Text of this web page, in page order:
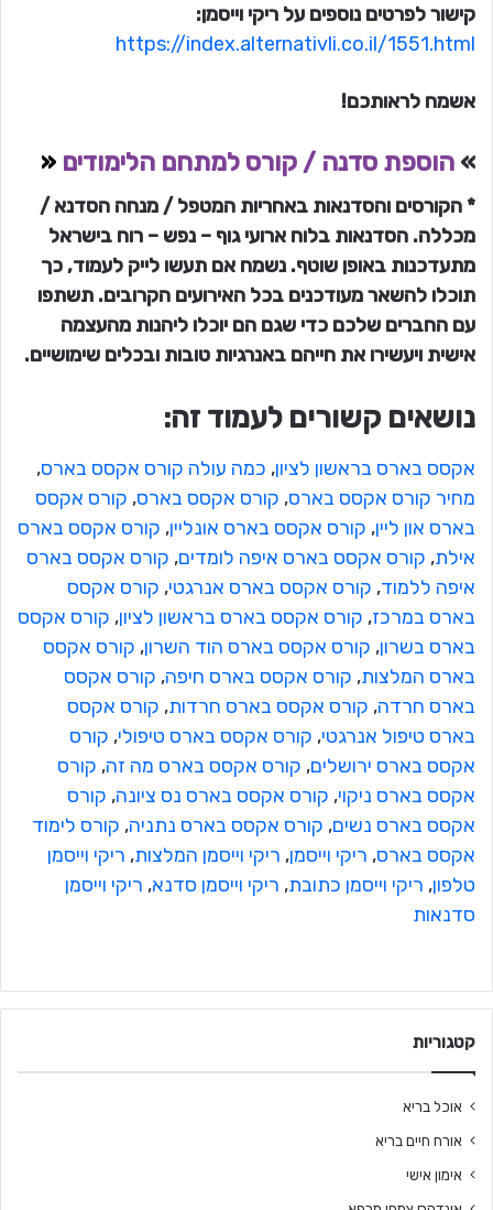
קישור לפרטים נוספים על ריקי וייסמן:
https://index.alternativli.co.il/1551.html
אשמח לראותכם!
» הוספת סדנה / קורס למתחם הלימודים «
* הקורסים והסדנאות באחריות המטפל / מנחה הסדנא /
מכללה. הסדנאות בלוח ארועי גוף – נפש – רוח בישראל
מתעדכנות באופן שוטף. נשמח אם תעשו לייק לעמוד, כך
תוכלו להשאר מעודכנים בכל האירועים הקרובים. תשתפו
עם החברים שלכם כדי שגם הם יוכלו ליהנות מהעצמה
אישית ויעשירו את חייהם באנרגיות טובות ובכלים שימושיים.
נושאים קשורים לעמוד זה:
אקסס בארס בראשון לציון, כמה עולה קורס אקסס בארס,
מחיר קורס אקסס בארס, קורס אקסס בארס, קורס אקסס
בארס און ליין, קורס אקסס בארס אונליין, קורס אקסס בארס
אילת, קורס אקסס בארס איפה לומדים, קורס אקסס בארס
איפה ללמוד, קורס אקסס בארס אנרגטי, קורס אקסס
בארס במרכז, קורס אקסס בארס בראשון לציון, קורס אקסס
בארס בשרון, קורס אקסס בארס הוד השרון, קורס אקסס
בארס המלצות, קורס אקסס בארס חיפה, קורס אקסס
בארס חרדה, קורס אקסס בארס חרדות, קורס אקסס
בארס טיפול אנרגטי, קורס אקסס בארס טיפולי, קורס
אקסס בארס ירושלים, קורס אקסס בארס מה זה, קורס
אקסס בארס ניקוי, קורס אקסס בארס נס ציונה, קורס
אקסס בארס נשים, קורס אקסס בארס נתניה, קורס לימוד
אקסס בארס, ריקי וייסמן, ריקי וייסמן המלצות, ריקי וייסמן
טלפון, ריקי וייסמן כתובת, ריקי וייסמן סדנא, ריקי וייסמן
סדנאות
קטגוריות
אוכל בריא
אורח חיים בריא
אימון אישי